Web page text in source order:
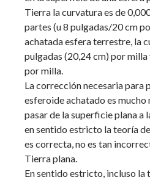
Tierra la curvatura es de
partes (u 8 pulgadas/20 cm
achatada esfera terrestre, la
pulgadas (20,24 cm) por
por milla.
La corrección necesaria para
esferoide achatado es mucho
pasar de la superficie plana a
en sentido estricto la teoría
es correcta, no es tan
Tierra plana.
En sentido estricto, incluso la